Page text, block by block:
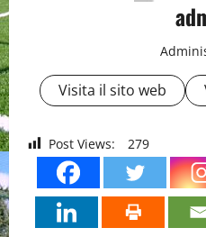
Visita il sito web
Post Views: 279